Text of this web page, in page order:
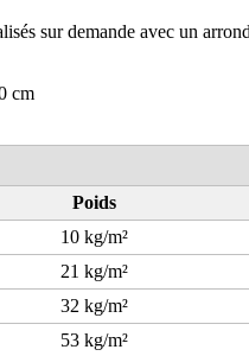
sur demande avec un
cm
Poids
10 kg/m²
21 kg/m²
32 kg/m²
53 kg/m²